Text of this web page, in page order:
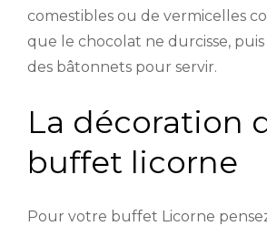
comestibles ou de vermicelles
que le chocolat ne durcisse,
des bâtonnets pour servir.
La décoration
buffet licorne
Pour votre buffet Licorne